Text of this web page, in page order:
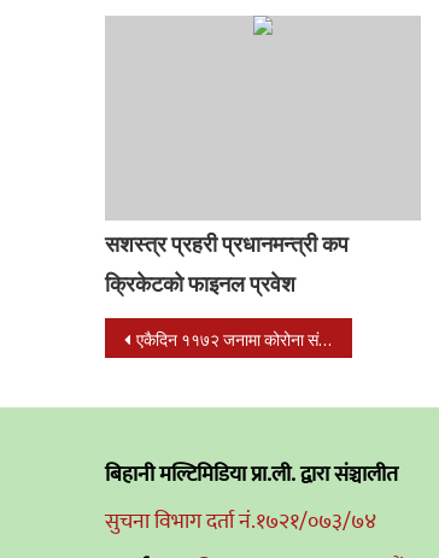
सशस्त्र प्रहरी प्रधानमन्त्री कप
क्रिकेटको फाइनल प्रवेश
Post
एकैदिन ११७२ जनामा कोरोना संक्रमीत थपिए, ७ जनाको मृत्यु
बिहानी मल्टिमिडिया प्रा.ली. द्वारा संञ्चालीत
सुचना विभाग दर्ता नं.१७२१/०७३/७४